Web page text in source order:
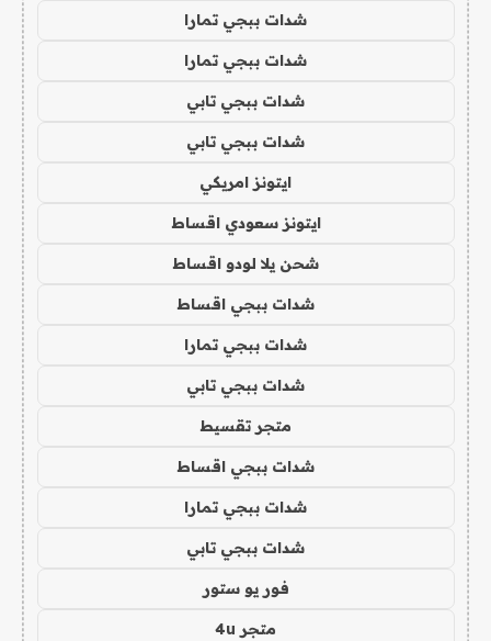
شدات ببجي تمارا
شدات ببجي تمارا
شدات ببجي تابي
شدات ببجي تابي
ايتونز امريكي
ايتونز سعودي اقساط
شحن يلا لودو اقساط
شدات ببجي اقساط
شدات ببجي تمارا
شدات ببجي تابي
متجر تقسيط
شدات ببجي اقساط
شدات ببجي تمارا
شدات ببجي تابي
فور يو ستور
متجر 4u